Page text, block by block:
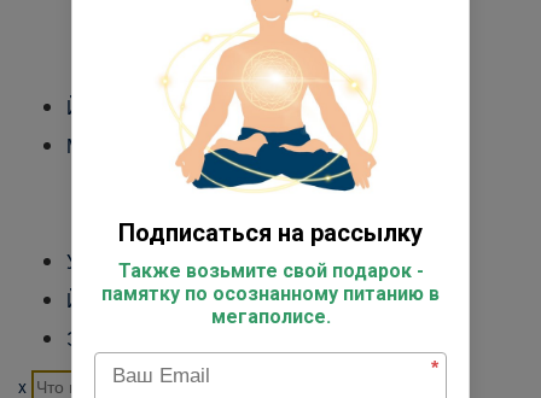
Международный Йога Альянс
Контакты
Йога-туры
Медитация
Обучение преподавателей медитации
Курс медитации для себя
Управление стрессом
Йога для начинающих
Экспертный курс
x
Подписаться на рассылку
Также возьмите свой подарок -
памятку по осознанному питанию в
мегаполисе.
*